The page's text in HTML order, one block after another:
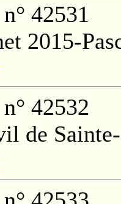
42531
2015-
42532
de